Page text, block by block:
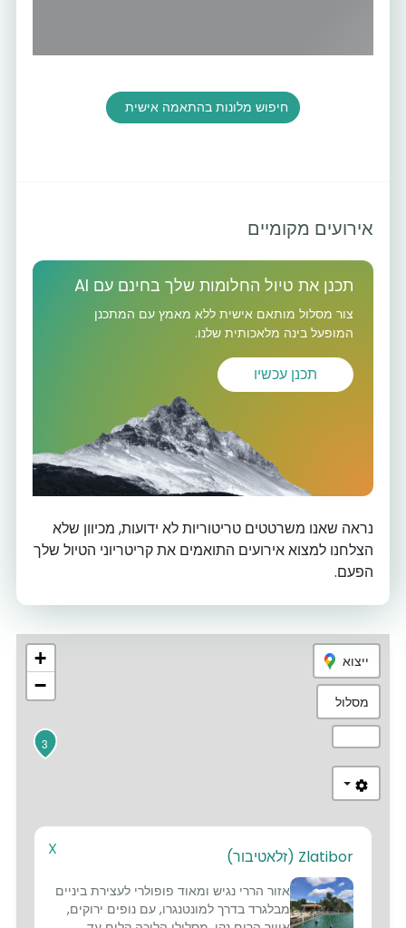
חיפוש מלונות בהתאמה אישית
אירועים מקומיים
תכנן את טיול החלומות שלך בחינם עם AI
צור מסלול מותאם אישית ללא מאמץ עם המתכנן
המופעל בינה מלאכותית שלנו.
תכנן עכשיו
נראה שאנו משרטטים טריטוריות לא ידועות, מכיוון שלא
הצלחנו למצוא אירועים התואמים את קריטריוני הטיול שלך
הפעם.
3
+
−
ייצוא
מסלול
X Zlatibor (זלאטיבור)
אזור הררי נגיש ומאוד פופולרי לעצירת ביניים
מבלגרד בדרך למונטנגרו, עם נופים ירוקים,